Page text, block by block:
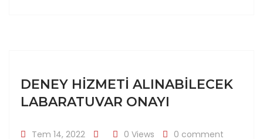
DENEY HIZMETI ALINABILECEK
LABARATUVAR ONAYI
Tem 14, 2022 0 Views 0 comment